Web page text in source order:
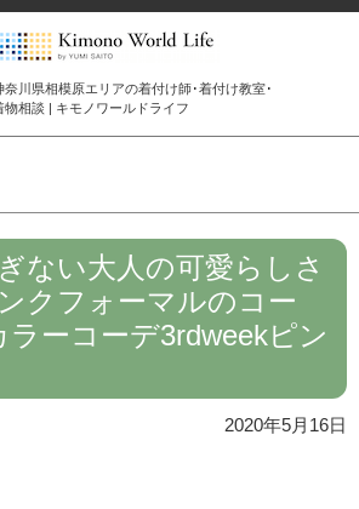
奈川県相模原エリアの着付け師･着付け教室･
物相談 | キモノワールドライフ
ない大人の可愛らしさ
クフォーマルのコー
ーコーデ3rdweekピン
2020年5月16日